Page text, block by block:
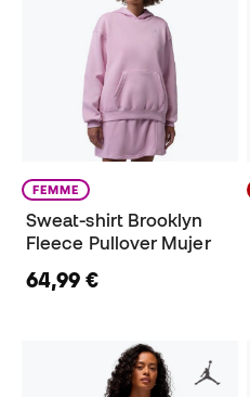
FEMME
Sweat-shirt Brooklyn
Fleece Pullover Mujer
64,99 €